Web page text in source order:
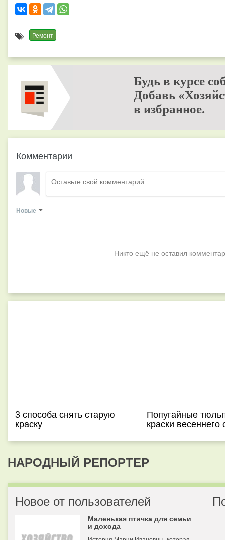
Ремонт
Будь в курсе
Добавь
в избранное.
Комментарии
Новые
Никто ещё не оставил
3 способа снять старую
краску
Попугайные
краски весеннего
НАРОДНЫЙ РЕПОРТЕР
Новое от пользователей
Маленькая птичка для семьи
и дохода